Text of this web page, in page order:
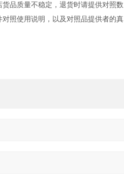
品质量不稳定，退货时请提供对照数
照使用说明，以及对照品提供者的真